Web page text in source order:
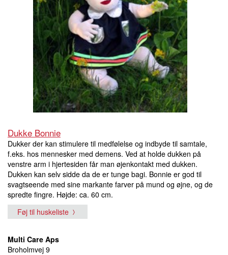
Dukke Bonnie
Dukker der kan stimulere til medfølelse og indbyde til samtale,
f.eks. hos mennesker med demens. Ved at holde dukken på
venstre arm i hjertesiden får man øjenkontakt med dukken.
Dukken kan selv sidde da de er tunge bagi. Bonnie er god til
svagtseende med sine markante farver på mund og øjne, og de
spredte fingre. Højde: ca. 60 cm.
Føj til huskeliste
Multi Care Aps
Broholmvej 9